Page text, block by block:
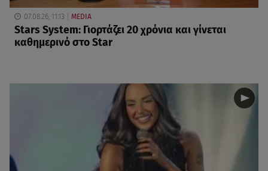
07.08.26, 11:13 MEDIA
Stars System: Γιορτάζει 20 χρόνια και γίνεται
καθημερινό στο Star